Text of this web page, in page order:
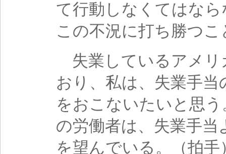
て行動しなくてはな
この不況に打ち勝つ
失業しているアメリ
おり、私は、失業手
をおこないたいと思
の労働者は、失業手
を望んでいる。（拍